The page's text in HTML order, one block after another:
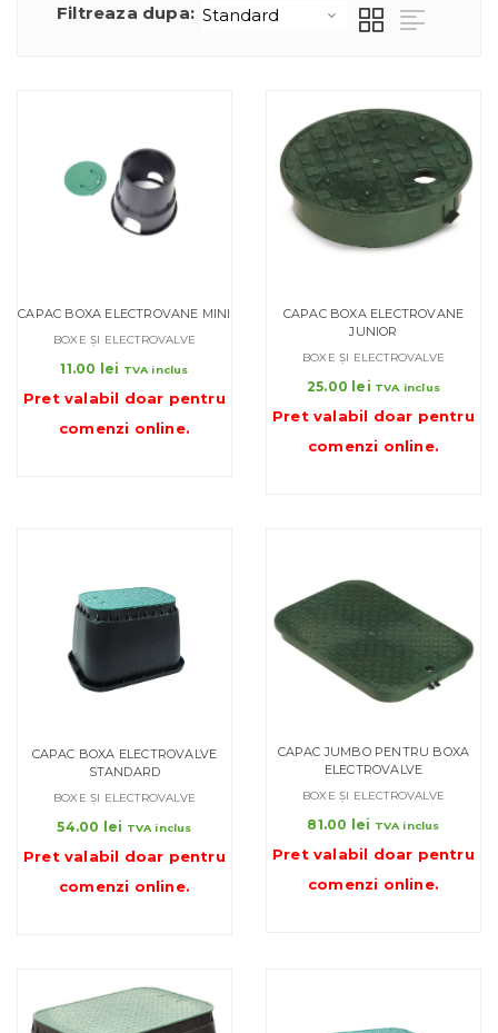
Filtreaza dupa:
CAPAC BOXA ELECTROVANE MINI
BOXE ȘI ELECTROVALVE
11.00 lei TVA inclus
Pret valabil doar pentru
comenzi online.
CAPAC BOXA ELECTROVANE
JUNIOR
BOXE ȘI ELECTROVALVE
25.00 lei TVA inclus
Pret valabil doar pentru
comenzi online.
CAPAC BOXA ELECTROVALVE
STANDARD
BOXE ȘI ELECTROVALVE
54.00 lei TVA inclus
Pret valabil doar pentru
comenzi online.
CAPAC JUMBO PENTRU BOXA
ELECTROVALVE
BOXE ȘI ELECTROVALVE
81.00 lei TVA inclus
Pret valabil doar pentru
comenzi online.